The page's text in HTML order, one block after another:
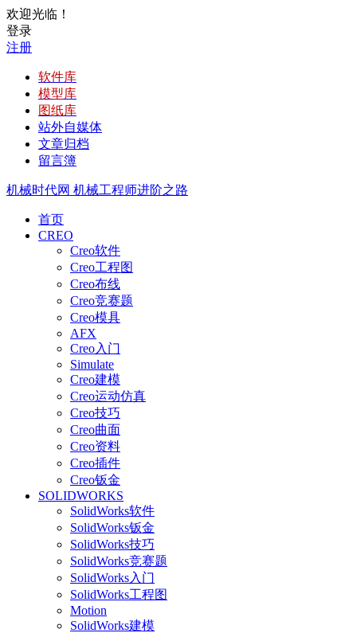
欢迎光临！
登录
注册
软件库
模型库
图纸库
站外自媒体
文章归档
留言簿
机械时代网 机械工程师进阶之路
首页
CREO
Creo软件
Creo工程图
Creo布线
Creo竞赛题
Creo模具
AFX
Creo入门
Simulate
Creo建模
Creo运动仿真
Creo技巧
Creo曲面
Creo资料
Creo插件
Creo钣金
SOLIDWORKS
SolidWorks软件
SolidWorks钣金
SolidWorks技巧
SolidWorks竞赛题
SolidWorks入门
SolidWorks工程图
Motion
SolidWorks建模